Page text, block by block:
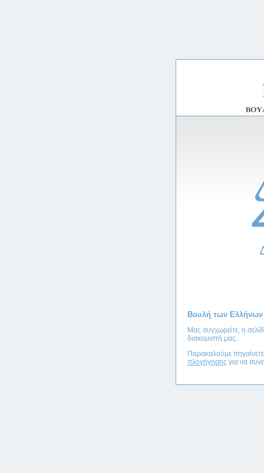
Βουλή των Ελλήνων
Μας συγχωρείτε, η
διακομιστή μας.
Παρακαλούμε
πλογήγησης για να